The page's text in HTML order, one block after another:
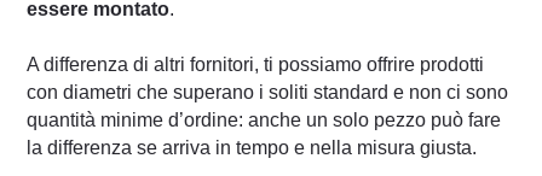
essere montato.
A differenza di altri fornitori, ti possiamo offrire prodotti
con diametri che superano i soliti standard e non ci sono
quantità minime d’ordine: anche un solo pezzo può fare
la differenza se arriva in tempo e nella misura giusta.